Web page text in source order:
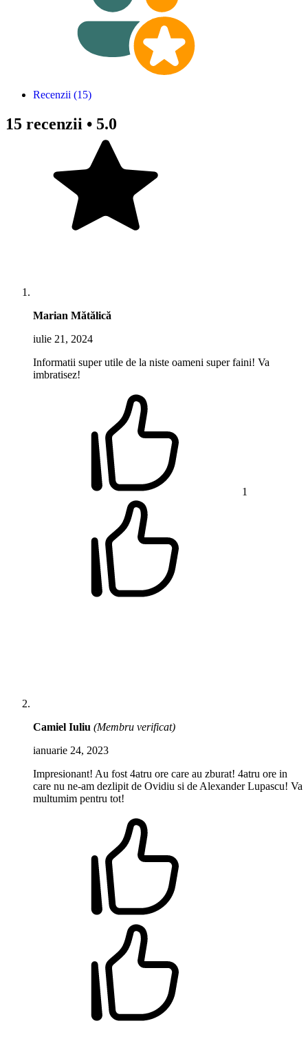
Recenzii (15)
15 recenzii • 5.0
Marian Mătălică
iulie 21, 2024
Informatii super utile de la niste oameni super faini! Va
imbratisez!
1
Camiel Iuliu (Membru verificat)
ianuarie 24, 2023
Impresionant! Au fost 4atru ore care au zburat! 4atru ore in
care nu ne-am dezlipit de Ovidiu si de Alexander Lupascu! Va
multumim pentru tot!